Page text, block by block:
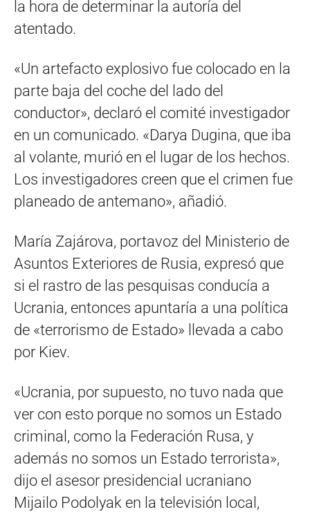
la hora de determinar la autoría del
atentado.
«Un artefacto explosivo fue colocado en la
parte baja del coche del lado del
conductor», declaró el comité investigador
en un comunicado. «Darya Dugina, que iba
al volante, murió en el lugar de los hechos.
Los investigadores creen que el crimen fue
planeado de antemano», añadió.
María Zajárova, portavoz del Ministerio de
Asuntos Exteriores de Rusia, expresó que
si el rastro de las pesquisas conducía a
Ucrania, entonces apuntaría a una política
de «terrorismo de Estado» llevada a cabo
por Kiev.
«Ucrania, por supuesto, no tuvo nada que
ver con esto porque no somos un Estado
criminal, como la Federación Rusa, y
además no somos un Estado terrorista»,
dijo el asesor presidencial ucraniano
Mijailo Podolyak en la televisión local,